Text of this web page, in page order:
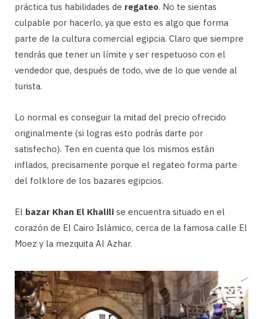
práctica tus habilidades de regateo. No te sientas
culpable por hacerlo, ya que esto es algo que forma
parte de la cultura comercial egipcia. Claro que siempre
tendrás que tener un límite y ser respetuoso con el
vendedor que, después de todo, vive de lo que vende al
turista.
Lo normal es conseguir la mitad del precio ofrecido
originalmente (si logras esto podrás darte por
satisfecho). Ten en cuenta que los mismos están
inflados, precisamente porque el regateo forma parte
del folklore de los bazares egipcios.
El bazar Khan El Khalili se encuentra situado en el
corazón de El Cairo Islámico, cerca de la famosa calle El
Moez y la mezquita Al Azhar.